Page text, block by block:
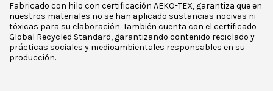
Fabricado con hilo con certificación AEKO-TEX, garantiza que en
nuestros materiales no se han aplicado sustancias nocivas ni
tóxicas para su elaboración. También cuenta con el certificado
Global Recycled Standard, garantizando contenido reciclado y
prácticas sociales y medioambientales responsables en su
producción.